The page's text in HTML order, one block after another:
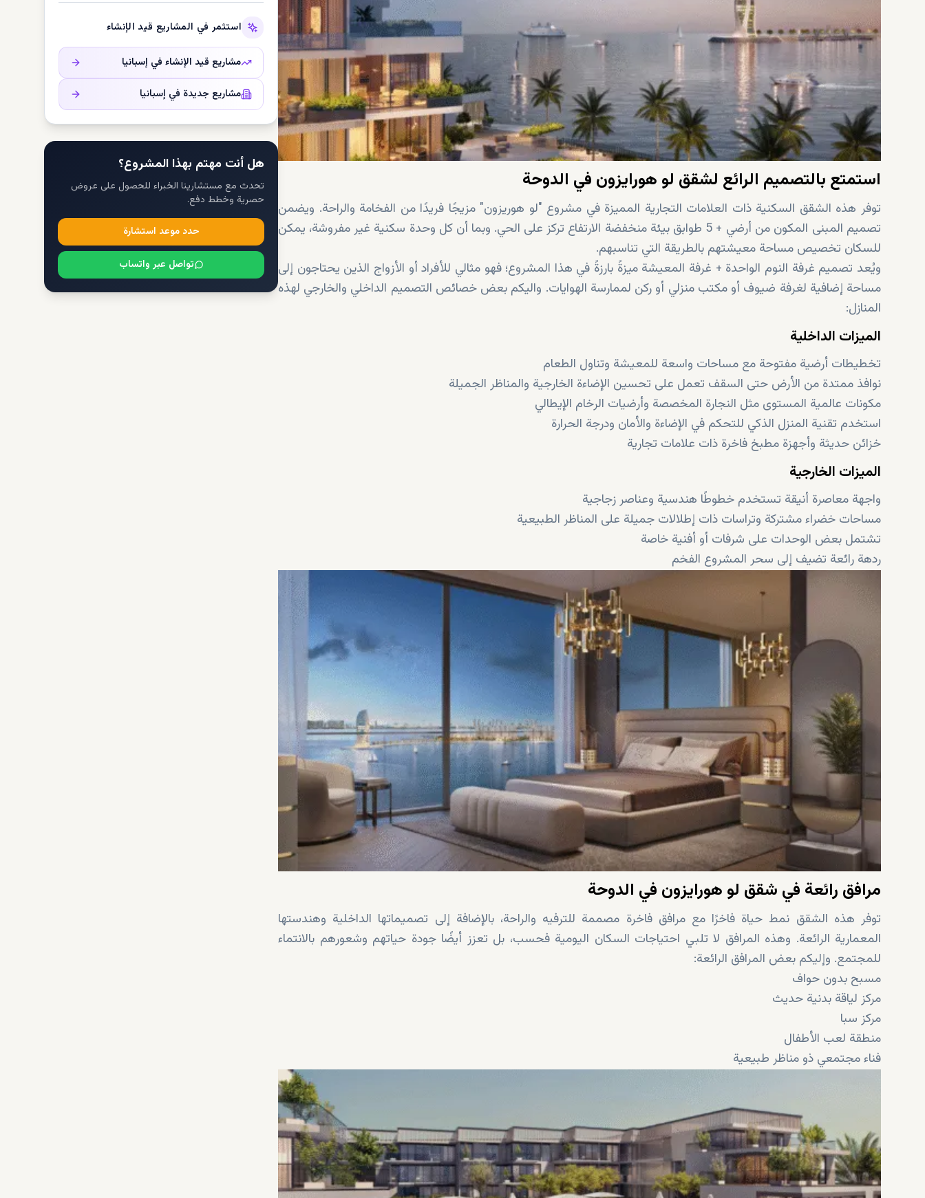
استمتع بالتصميم الرائع لشقق لو هورايزون في الدوحة
توفر هذه الشقق السكنية ذات العلامات التجارية المميزة في مشروع "لو هوريزون" مزيجًا فريدًا من الفخامة والراحة. ويضمن
تصميم المبنى المكون من أرضي + 5 طوابق بيئة منخفضة الارتفاع تركز على الحي. وبما أن كل وحدة سكنية غير مفروشة، يمكن
للسكان تخصيص مساحة معيشتهم بالطريقة التي تناسبهم.
ويُعد تصميم غرفة النوم الواحدة + غرفة المعيشة ميزةً بارزةً في هذا المشروع؛ فهو مثالي للأفراد أو الأزواج الذين يحتاجون إلى
مساحة إضافية لغرفة ضيوف أو مكتب منزلي أو ركن لممارسة الهوايات. واليكم بعض خصائص التصميم الداخلي والخارجي لهذه
المنازل:
الميزات الداخلية
تخطيطات أرضية مفتوحة مع مساحات واسعة للمعيشة وتناول الطعام
نوافذ ممتدة من الأرض حتى السقف تعمل على تحسين الإضاءة الخارجية والمناظر الجميلة
مكونات عالمية المستوى مثل النجارة المخصصة وأرضيات الرخام الإيطالي
استخدم تقنية المنزل الذكي للتحكم في الإضاءة والأمان ودرجة الحرارة
خزائن حديثة وأجهزة مطبخ فاخرة ذات علامات تجارية
الميزات الخارجية
واجهة معاصرة أنيقة تستخدم خطوطًا هندسية وعناصر زجاجية
مساحات خضراء مشتركة وتراسات ذات إطلالات جميلة على المناظر الطبيعية
تشتمل بعض الوحدات على شرفات أو أفنية خاصة
ردهة رائعة تضيف إلى سحر المشروع الفخم
مرافق رائعة في شقق لو هورايزون في الدوحة
توفر هذه الشقق نمط حياة فاخرًا مع مرافق فاخرة مصممة للترفيه والراحة، بالإضافة إلى تصميماتها الداخلية وهندستها
المعمارية الرائعة. وهذه المرافق لا تلبي احتياجات السكان اليومية فحسب، بل تعزز أيضًا جودة حياتهم وشعورهم بالانتماء
للمجتمع. وإليكم بعض المرافق الرائعة:
مسبح بدون حواف
مركز لياقة بدنية حديث
مركز سبا
منطقة لعب الأطفال
فناء مجتمعي ذو مناظر طبيعية
مصاعد سريعة
محلات التجزئة الفاخرة
استثمر في المشاريع قيد الإنشاء
مشاريع قيد الإنشاء في إسبانيا
مشاريع جديدة في إسبانيا
هل أنت مهتم بهذا المشروع؟
تحدث مع مستشارينا الخبراء للحصول على عروض
حصرية وخطط دفع.
حدد موعد استشارة
تواصل عبر واتساب